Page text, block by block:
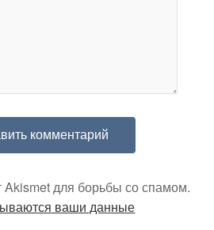
Akismet для борьбы со спамом.
ваши данные